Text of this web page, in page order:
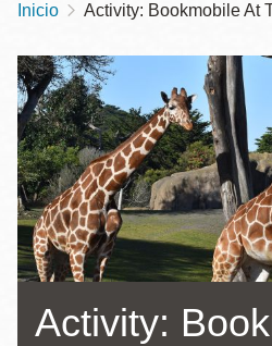
Sobrescribir
enlaces
de
ayuda
a
la
navegación
Inicio Activity: Bookmobile At
Activity: